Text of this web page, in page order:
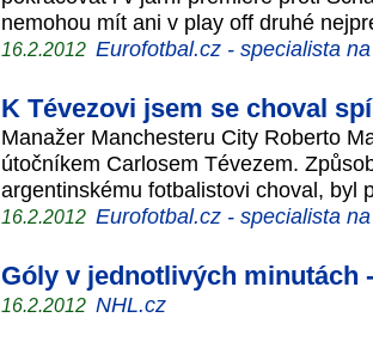
nemohou mít ani v play off druhé
16.2.2012 Eurofotbal.cz - specialista
K Tévezovi jsem se choval
Manažer Manchesteru City Roberto
útočníkem Carlosem Tévezem.
argentinskému fotbalistovi choval,
16.2.2012 Eurofotbal.cz - specialista
Góly v jednotlivých minutách
16.2.2012 NHL.cz